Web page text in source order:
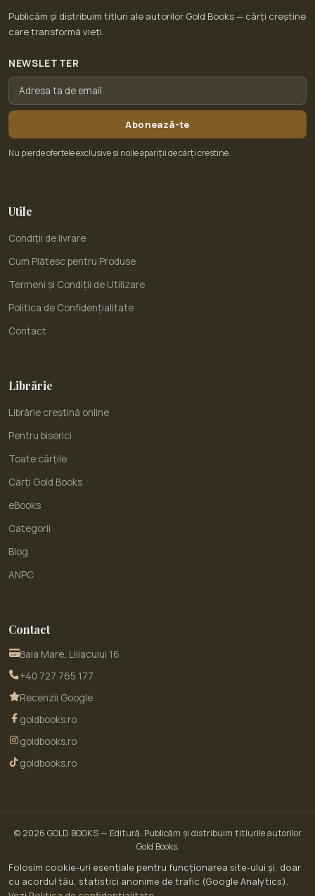
Publicăm și distribuim titluri ale autorilor Gold Books — cărți creștine
care transformă vieți.
NEWSLETTER
Abonează-te
Nu pierde ofertele exclusive și noile apariții de cărți creștine.
Utile
Condiții de livrare
Cum Plătesc pentru Produse
Termeni și Condiții de Utilizare
Politica de Confidențialitate
Contact
Librărie
Librărie creștină online
Pentru biserici
Toate cărțile
Cărți Gold Books
eBooks
Categorii
Blog
ANPC
Contact
Baia Mare, Liliacului 16
+40 727 765 177
Recenzii Google
goldbooks.ro
goldbooks.ro
goldbooks.ro
© 2026 GOLD BOOKS— Editură. Publicăm și distribuim titlurile autorilor
Gold Books.
© 2026 GoldBooks · un serviciu WOW SITE EXPERT SRL · CUI RO30450643 · Str.
Liliacului nr. 16, Baia Mare, jud. Maramureș
ANPC — Soluționarea Alternativă a Litigiilor (SAL)
Folosim cookie-uri esențiale pentru funcționarea site-ului și, doar
cu acordul tău, statistici anonime de trafic (Google Analytics).